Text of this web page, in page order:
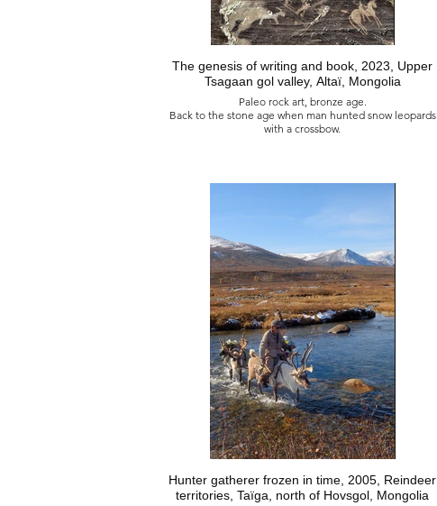
月的塵埃
蒙古 巴彥洪戈爾州 祖爾加奈沙丘
那裡，沐浴在星光下，我喜歡成為微不足道的塵埃，曾經
只是一無所有的存在，誰知道為什麼？除了簡單的渴望生
只有天地間的那些，我可以自由地在大自然中遊歷並在其
中棲身。
The genesis of writing and book, 2023, Upper
Tsagaan gol valley, Altaï, Mongolia
Paleo rock art, bronze age.
Back to the stone age when man hunted snow leopards
with a crossbow.
Haute vallée de la rivière Tsagaan, Altaï, Mongolie
Au temps où l'homme chassait le léopard des neiges
avec une arbalète et écrivait sur de la pierre.
寫作和書籍的起源, 2023
蒙古 阿爾泰 上察幹戈爾山谷
古岩石藝術，青銅時代。
回到石器時代，人類用十字弓獵殺雪豹。
Hunter gatherer frozen in time, 2005, Reindeer
territories, Taïga, north of Hovsgol, Mongolia